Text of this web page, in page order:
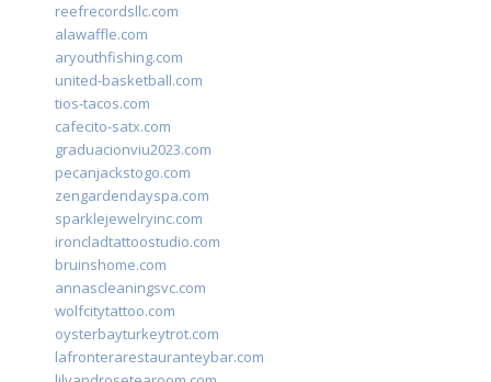
reefrecordsllc.com
alawaffle.com
aryouthfishing.com
united-basketball.com
tios-tacos.com
cafecito-satx.com
graduacionviu2023.com
pecanjackstogo.com
zengardendayspa.com
sparklejewelryinc.com
ironcladtattoostudio.com
bruinshome.com
annascleaningsvc.com
wolfcitytattoo.com
oysterbayturkeytrot.com
lafronterarestauranteybar.com